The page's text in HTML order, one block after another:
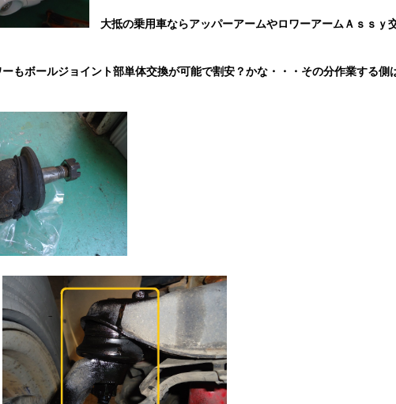
大抵の乗用車ならアッパーアームやロワーアームＡｓｓｙ
もボールジョイント部単体交換が可能で割安？かな・・・その分作業する側